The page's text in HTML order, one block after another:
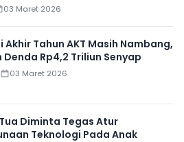
03 Maret 2026
Akhir Tahun AKT Masih Nambang,
Rp4,2 Triliun Senyap
03 Maret 2026
Diminta Tegas Atur
Teknologi Pada Anak